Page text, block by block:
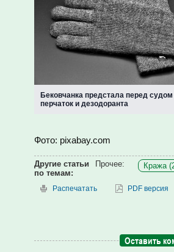
Бековчанка предстала перед
перчаток и дезодоранта
Фото: pixabay.com
Другие статьи
по темам:
Прочее: Кража
Распечатать PDF версия
Оставить